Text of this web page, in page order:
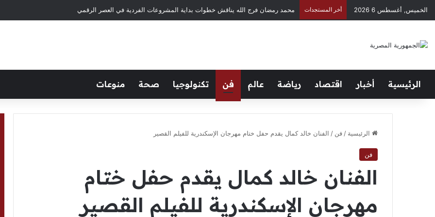
الخميس, أغسطس 6 2026 أخر المستجدات محمد رمضان فرج الله يناقش خطوات بداية المشروعات الفردية في العصر الرقمي
الرئيسية أخبار اقتصاد رياضة عالم فن تكنولوجيا صحة منوعات
الرئيسية / فن / الفنان خالد كمال يقدم حفل ختام مهرجان الإسكندرية للفيلم القصير
فن
الفنان خالد كمال يقدم حفل ختام
مهرجان الإسكندرية للفيلم القصير